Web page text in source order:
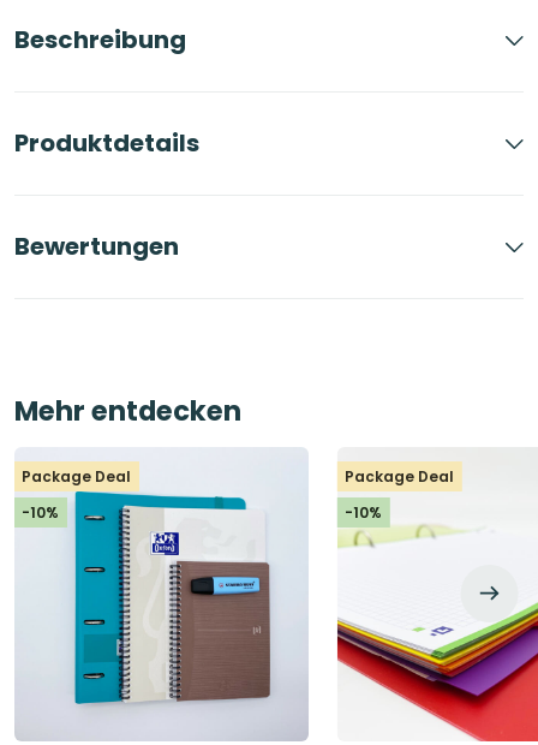
Beschreibung
Produktdetails
Bewertungen
Mehr entdecken
Package Deal
-10%
Package Deal
-10%